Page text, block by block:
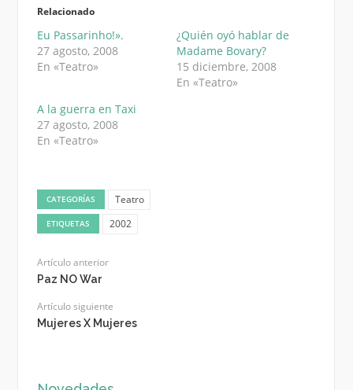
Relacionado
Eu Passarinho!».
27 agosto, 2008
En «Teatro»
¿Quién oyó hablar de
Madame Bovary?
15 diciembre, 2008
En «Teatro»
A la guerra en Taxi
27 agosto, 2008
En «Teatro»
CATEGORÍAS Teatro
ETIQUETAS 2002
Artículo anterior
Paz NO War
Artículo siguiente
Mujeres X Mujeres